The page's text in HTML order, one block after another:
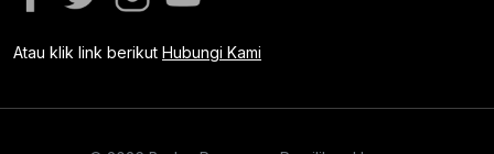
Atau klik link berikut Hubungi Kami